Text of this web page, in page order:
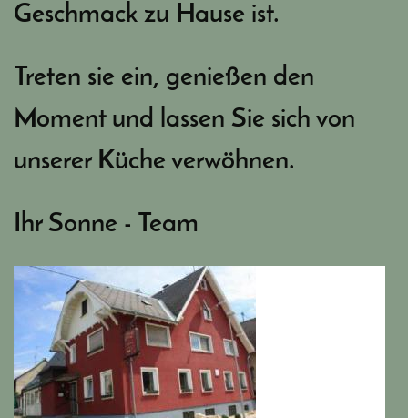
Geschmack zu Hause ist.
Treten sie ein, genießen den
Moment und lassen Sie sich von
unserer Küche verwöhnen.
Ihr Sonne - Team